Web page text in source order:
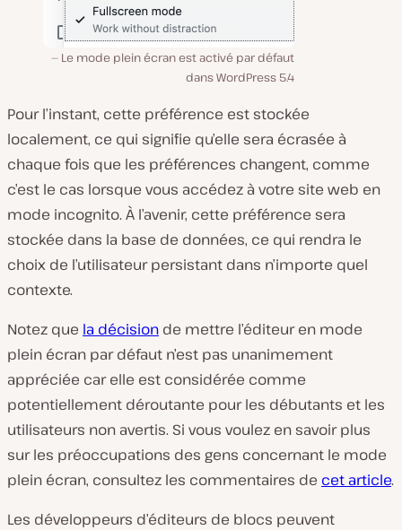
Le mode plein écran est activé par défaut
dans WordPress 5.4
Pour l’instant, cette préférence est stockée
localement, ce qui signifie qu’elle sera écrasée à
chaque fois que les préférences changent, comme
c’est le cas lorsque vous accédez à votre site web en
mode incognito. À l’avenir, cette préférence sera
stockée dans la base de données, ce qui rendra le
choix de l’utilisateur persistant dans n’importe quel
contexte.
Notez que la décision de mettre l’éditeur en mode
plein écran par défaut n’est pas unanimement
appréciée car elle est considérée comme
potentiellement déroutante pour les débutants et les
utilisateurs non avertis. Si vous voulez en savoir plus
sur les préoccupations des gens concernant le mode
plein écran, consultez les commentaires de cet article.
Les développeurs d’éditeurs de blocs peuvent